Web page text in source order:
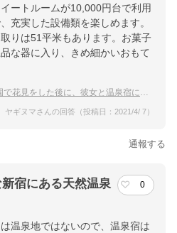
ートルームが10,000円台で利用
充実した設備類を楽しめます。
りは51平米もあります。お菓子
な器に入り、きめ細かいおもて
見をした後に、彼女と温泉宿に行きたいです。
ヤギヌマさんの回答（投稿日：2021/4/ 7）
通報する
宿にある天然温泉
0
温泉地ではないので、温泉宿は